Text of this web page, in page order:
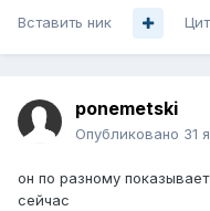
Вставить ник
ponemetski
Опубликовано 31
он по разному показывает
сейчас